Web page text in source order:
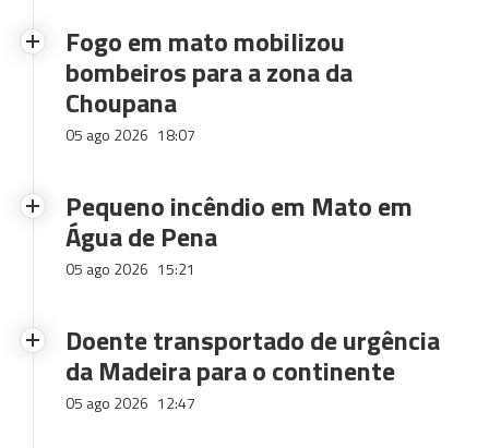
Fogo em mato mobilizou
bombeiros para a zona da
Choupana
05 ago 2026 18:07
Pequeno incêndio em Mato em
Água de Pena
05 ago 2026 15:21
Doente transportado de urgência
da Madeira para o continente
05 ago 2026 12:47